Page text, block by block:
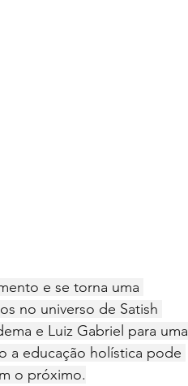
e se torna uma
no universo de Satish
e Luiz Gabriel para uma
a educação holística pode
o próximo.